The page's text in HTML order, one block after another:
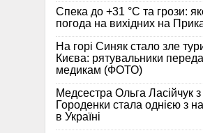
Спека до +31 °C та грози:
погода на вихідних на
На горі Синяк стало зле
Києва: рятувальники
медикам (ФОТО)
Медсестра Ольга Ласійчук з
Городенки стала однією з
в Україні